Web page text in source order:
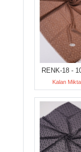
RENK-18 -
Kalan